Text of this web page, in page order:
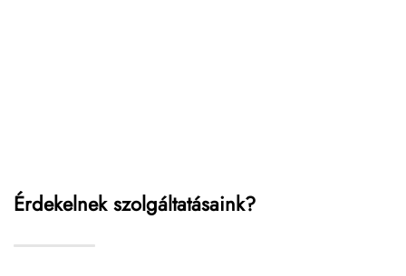
Érdekelnek szolgáltatásaink?